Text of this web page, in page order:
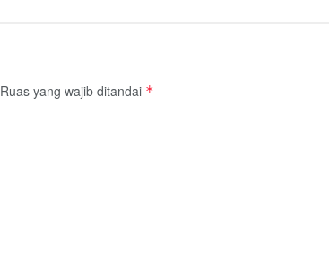
Ruas yang wajib ditandai *